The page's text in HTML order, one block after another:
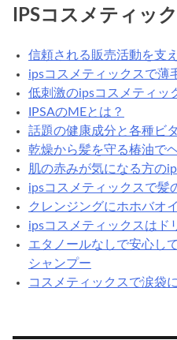
テ
リ
IPSコスメティッ
信頼される販売活動を支
ipsコスメティックスで薄
低刺激のipsコスメティッ
IPSAのMEとは？
話題の健康成分と各種ビ
乾燥から髪を守る椿油で
肌の赤みが気になる方の
ipsコスメティックスで髪
クレンジングにホホバオ
ipsコスメティックスはド
エタノールなしで安心し
シャンプー
コスメティックスで涙袋